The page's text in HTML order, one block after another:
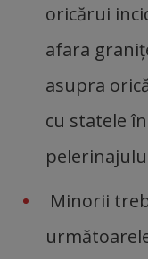
oricărui
afara
asupra
cu statele
Minorii